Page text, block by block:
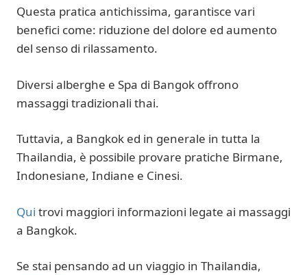
Questa pratica antichissima, garantisce vari
benefici come: riduzione del dolore ed aumento
del senso di rilassamento.
Diversi alberghe e Spa di Bangok offrono
massaggi tradizionali thai.
Tuttavia, a Bangkok ed in generale in tutta la
Thailandia, è possibile provare pratiche Birmane,
Indonesiane, Indiane e Cinesi.
Qui trovi maggiori informazioni legate ai massaggi
a Bangkok.
Se stai pensando ad un viaggio in Thailandia,